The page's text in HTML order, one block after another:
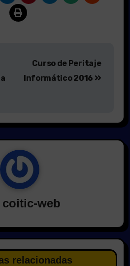
Curso de Peritaje
Informático 2016
coitic-web
relacionadas
Noticias